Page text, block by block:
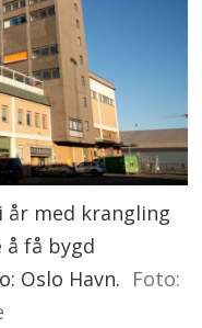
år med krangling
få bygd
Oslo Havn. Foto: